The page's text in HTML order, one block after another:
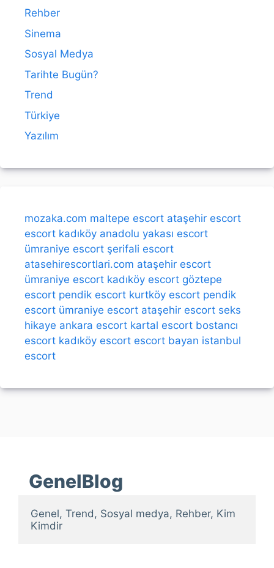
Rehber
Sinema
Sosyal Medya
Tarihte Bugün?
Trend
Türkiye
Yazılım
mozaka.com maltepe escort ataşehir escort
escort kadıköy anadolu yakası escort
ümraniye escort şerifali escort
atasehirescortlari.com ataşehir escort
ümraniye escort kadıköy escort göztepe
escort pendik escort kurtköy escort pendik
escort ümraniye escort ataşehir escort seks
hikaye ankara escort kartal escort bostancı
escort kadıköy escort escort bayan istanbul
escort
GenelBlog
Genel, Trend, Sosyal medya, Rehber, Kim
Kimdir